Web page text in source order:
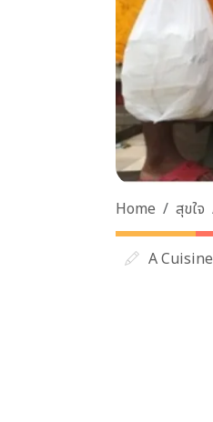
Home สุขใจ
A Cuisine